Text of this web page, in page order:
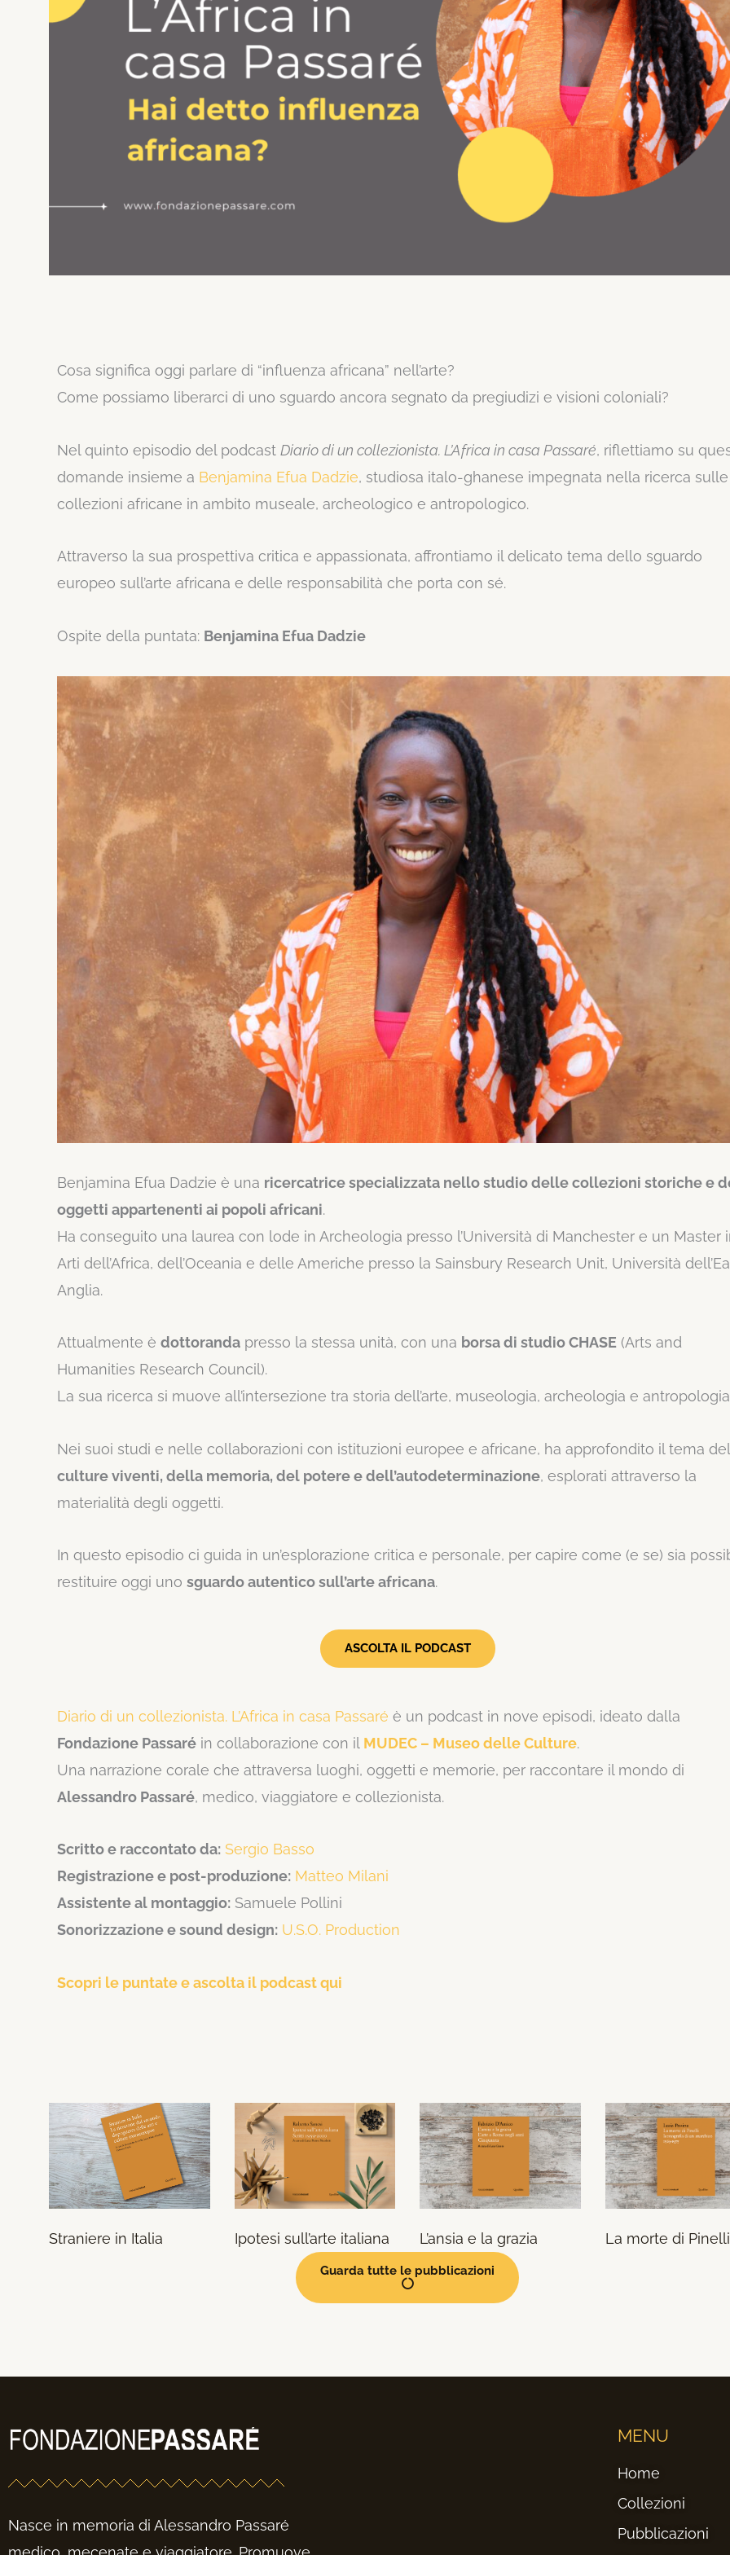
Cosa significa oggi parlare di “influenza africana” nell’arte?
Come possiamo liberarci di uno sguardo ancora segnato da pregiudizi e visioni coloniali?
Nel quinto episodio del podcast Diario di un collezionista. L’Africa in casa Passaré, riflettiamo su
domande insieme a Benjamina Efua Dadzie, studiosa italo-ghanese impegnata nella ricerca sulle
collezioni africane in ambito museale, archeologico e antropologico.
Attraverso la sua prospettiva critica e appassionata, affrontiamo il delicato tema dello sguardo
europeo sull’arte africana e delle responsabilità che porta con sé.
Ospite della puntata: Benjamina Efua Dadzie
Benjamina Efua Dadzie è una ricercatrice specializzata nello studio delle collezioni storiche e
oggetti appartenenti ai popoli africani.
Ha conseguito una laurea con lode in Archeologia presso l’Università di Manchester e un Master
Arti dell’Africa, dell’Oceania e delle Americhe presso la Sainsbury Research Unit, Università
Anglia.
Attualmente è dottoranda presso la stessa unità, con una borsa di studio CHASE (Arts and
Humanities Research Council).
La sua ricerca si muove all’intersezione tra storia dell’arte, museologia, archeologia e
Nei suoi studi e nelle collaborazioni con istituzioni europee e africane, ha approfondito il tema
culture viventi, della memoria, del potere e dell’autodeterminazione, esplorati attraverso la
materialità degli oggetti.
In questo episodio ci guida in un’esplorazione critica e personale, per capire come (e se) sia
restituire oggi uno sguardo autentico sull’arte africana.
ASCOLTA IL PODCAST
Diario di un collezionista. L’Africa in casa Passaré è un podcast in nove episodi, ideato dalla
Fondazione Passaré in collaborazione con il MUDEC – Museo delle Culture.
Una narrazione corale che attraversa luoghi, oggetti e memorie, per raccontare il mondo di
Alessandro Passaré, medico, viaggiatore e collezionista.
Scritto e raccontato da: Sergio Basso
Registrazione e post-produzione: Matteo Milani
Assistente al montaggio: Samuele Pollini
Sonorizzazione e sound design: U.S.O. Production
Scopri le puntate e ascolta il podcast qui
Straniere in Italia Ipotesi sull’arte italiana L’ansia e la grazia La morte di Pinelli
Guarda tutte le pubblicazioni
Nasce in memoria di Alessandro Passaré
MENU
Home
Collezioni
Pubblicazioni